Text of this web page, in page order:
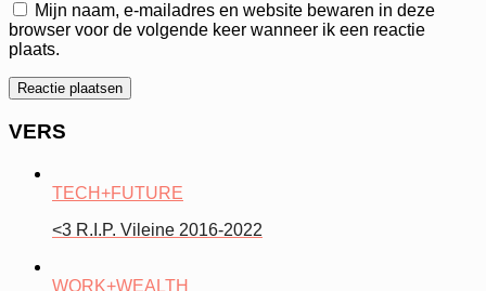
Mijn naam, e-mailadres en website bewaren in deze
browser voor de volgende keer wanneer ik een reactie
plaats.
VERS
TECH+FUTURE
<3 R.I.P. Vileine 2016-2022
WORK+WEALTH